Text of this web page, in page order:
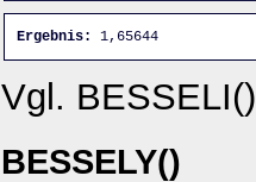
Ergebnis: 1,65644
Vgl.
BESSELY()